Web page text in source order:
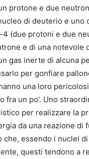
protone e due
di deuterio e uno
-4 (due protoni e due
e di una notevole
gas inerte di alcuna
per gonfiare
una loro
fra un po’. Uno
per realizzare la
da una reazione di
che, essendo i nuclei
questi tendono a